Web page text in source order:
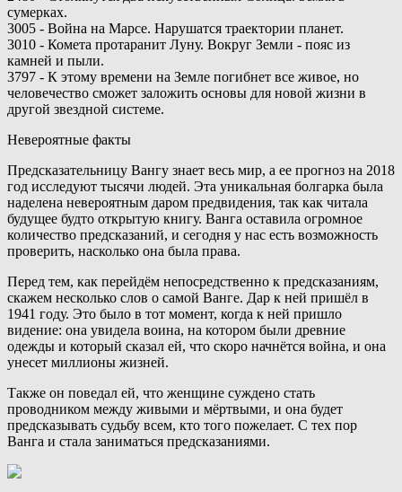
сумерках.
3005 - Война на Марсе. Нарушатся траектории планет.
3010 - Комета протаранит Луну. Вокруг Земли - пояс из
камней и пыли.
3797 - К этому времени на Земле погибнет все живое, но
человечество сможет заложить основы для новой жизни в
другой звездной системе.
Невероятные факты
Предсказательницу Вангу знает весь мир, а ее прогноз на 2018
год исследуют тысячи людей. Эта уникальная болгарка была
наделена невероятным даром предвидения, так как читала
будущее будто открытую книгу. Ванга оставила огромное
количество предсказаний, и сегодня у нас есть возможность
проверить, насколько она была права.
Перед тем, как перейдём непосредственно к предсказаниям,
скажем несколько слов о самой Ванге. Дар к ней пришёл в
1941 году. Это было в тот момент, когда к ней пришло
видение: она увидела воина, на котором были древние
одежды и который сказал ей, что скоро начнётся война, и она
унесет миллионы жизней.
Также он поведал ей, что женщине суждено стать
проводником между живыми и мёртвыми, и она будет
предсказывать судьбу всем, кто того пожелает. С тех пор
Ванга и стала заниматься предсказаниями.